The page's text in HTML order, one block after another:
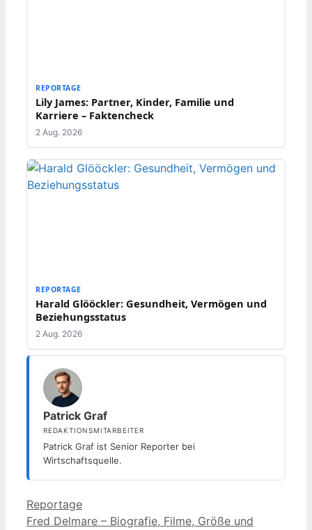
REPORTAGE
Lily James: Partner, Kinder, Familie und
Karriere – Faktencheck
2 Aug. 2026
REPORTAGE
Harald Glööckler: Gesundheit, Vermögen und
Beziehungsstatus
2 Aug. 2026
Patrick Graf
REDAKTIONSMITARBEITER
Patrick Graf ist Senior Reporter bei
Wirtschaftsquelle.
Kategorien
Reportage
Fred Delmare – Biografie, Filme, Größe und